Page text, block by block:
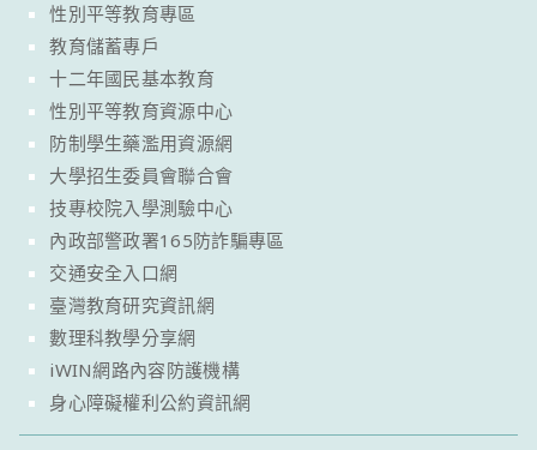
性別平等教育專區
教育儲蓄專戶
十二年國民基本教育
性別平等教育資源中心
防制學生藥濫用資源網
大學招生委員會聯合會
技專校院入學測驗中心
內政部警政署165防詐騙專區
交通安全入口網
臺灣教育研究資訊網
數理科教學分享網
iWIN網路內容防護機構
身心障礙權利公約資訊網